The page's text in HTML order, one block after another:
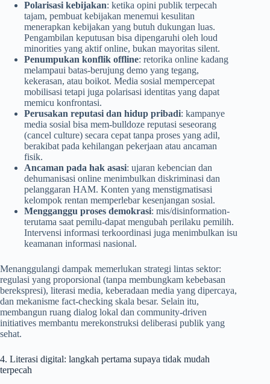
Polarisasi kebijakan: ketika opini publik terpecah
tajam, pembuat kebijakan menemui kesulitan
menerapkan kebijakan yang butuh dukungan luas.
Pengambilan keputusan bisa dipengaruhi oleh loud
minorities yang aktif online, bukan mayoritas silent.
Penumpukan konflik offline: retorika online kadang
melampaui batas-berujung demo yang tegang,
kekerasan, atau boikot. Media sosial mempercepat
mobilisasi tetapi juga polarisasi identitas yang dapat
memicu konfrontasi.
Perusakan reputasi dan hidup pribadi: kampanye
media sosial bisa mem-bulldoze reputasi seseorang
(cancel culture) secara cepat tanpa proses yang adil,
berakibat pada kehilangan pekerjaan atau ancaman
fisik.
Ancaman pada hak asasi: ujaran kebencian dan
dehumanisasi online menimbulkan diskriminasi dan
pelanggaran HAM. Konten yang menstigmatisasi
kelompok rentan memperlebar kesenjangan sosial.
Mengganggu proses demokrasi: mis/disinformation-
terutama saat pemilu-dapat mengubah perilaku pemilih.
Intervensi informasi terkoordinasi juga menimbulkan isu
keamanan informasi nasional.
Menanggulangi dampak memerlukan strategi lintas sektor:
regulasi yang proporsional (tanpa membungkam kebebasan
berekspresi), literasi media, keberadaan media yang dipercaya,
dan mekanisme fact-checking skala besar. Selain itu,
membangun ruang dialog lokal dan community-driven
initiatives membantu merekonstruksi deliberasi publik yang
sehat.
4. Literasi digital: langkah pertama supaya tidak mudah
terpecah